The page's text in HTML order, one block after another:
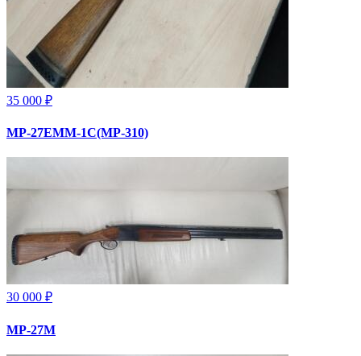
35 000 ₽
МР-27ЕММ-1С(МР-310)
30 000 ₽
МР-27М